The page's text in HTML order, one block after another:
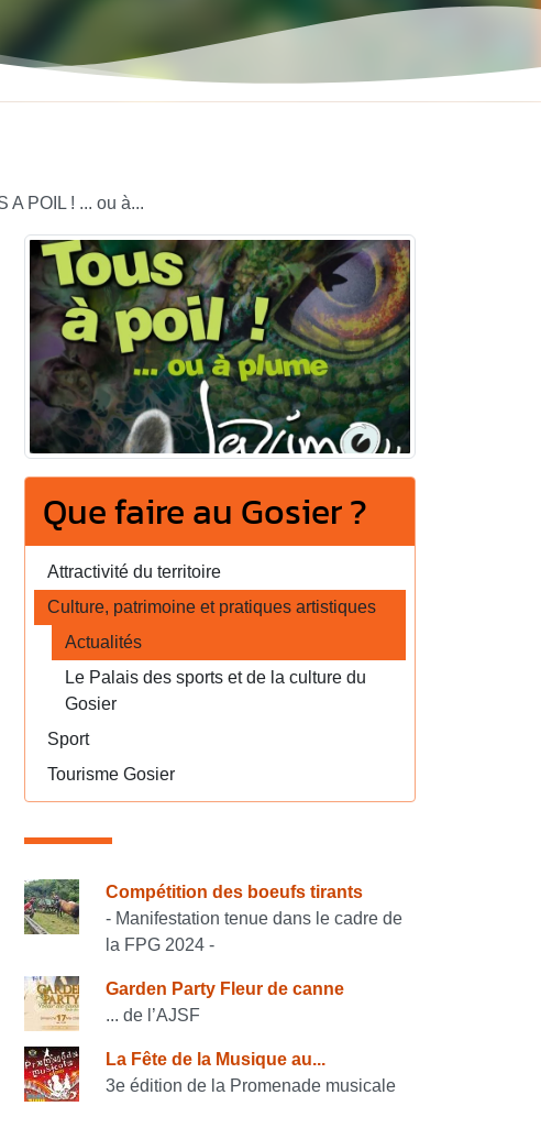
A POIL ! ... ou à...
Que faire au Gosier ?
Attractivité du territoire
Culture, patrimoine et pratiques artistiques
Actualités
Le Palais des sports et de la culture du
Gosier
Sport
Tourisme Gosier
Consulter également
Compétition des boeufs tirants
- Manifestation tenue dans le cadre de
la FPG 2024 -
Garden Party Fleur de canne
... de l’AJSF
La Fête de la Musique au...
3e édition de la Promenade musicale